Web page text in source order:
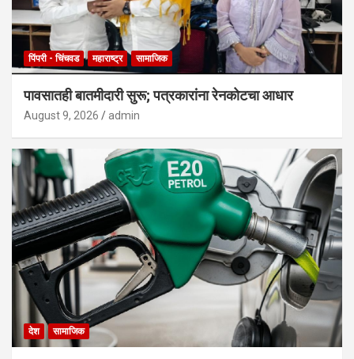
पिंपरी - चिंचवड महाराष्ट्र सामाजिक
पावसातही बातमीदारी सुरू; पत्रकारांना रेनकोटचा आधार
August 9, 2026 admin
देश सामाजिक